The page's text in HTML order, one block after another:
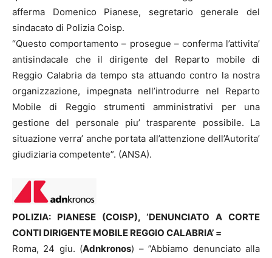
afferma Domenico Pianese, segretario generale del
sindacato di Polizia Coisp.
“Questo comportamento – prosegue – conferma l’attivita’
antisindacale che il dirigente del Reparto mobile di
Reggio Calabria da tempo sta attuando contro la nostra
organizzazione, impegnata nell’introdurre nel Reparto
Mobile di Reggio strumenti amministrativi per una
gestione del personale piu’ trasparente possibile. La
situazione verra’ anche portata all’attenzione dell’Autorita’
giudiziaria competente”. (ANSA).
POLIZIA: PIANESE (COISP), ‘DENUNCIATO A CORTE
CONTI DIRIGENTE MOBILE REGGIO CALABRIA’ =
Roma, 24 giu. (Adnkronos) – ”Abbiamo denunciato alla